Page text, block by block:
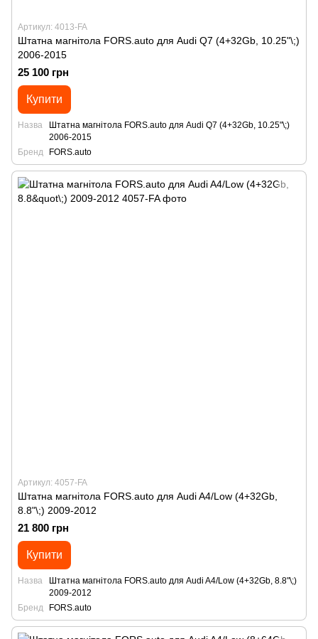
Артикул: 4013-FA
Штатна магнітола FORS.auto для Audi Q7 (4+32Gb, 10.25"\;)
2006-2015
25 100 грн
Купити
Назва
Штатна магнітола FORS.auto для Audi Q7 (4+32Gb, 10.25"\;)
2006-2015
Бренд
FORS.auto
Артикул: 4057-FA
Штатна магнітола FORS.auto для Audi A4/Low (4+32Gb,
8.8"\;) 2009-2012
21 800 грн
Купити
Назва
Штатна магнітола FORS.auto для Audi A4/Low (4+32Gb, 8.8"\;)
2009-2012
Бренд
FORS.auto